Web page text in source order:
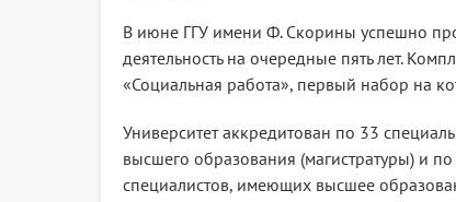
В июне ГГУ имени Ф. Скорины успешно
деятельность на очередные пять лет.
«Социальная работа», первый набор на
Университет аккредитован по 33
высшего образования (магистратуры) и
специалистов, имеющих высшее